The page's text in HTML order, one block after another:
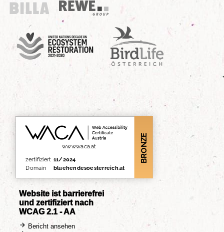
Billa
REWE Group
UN Decade
Birdlife